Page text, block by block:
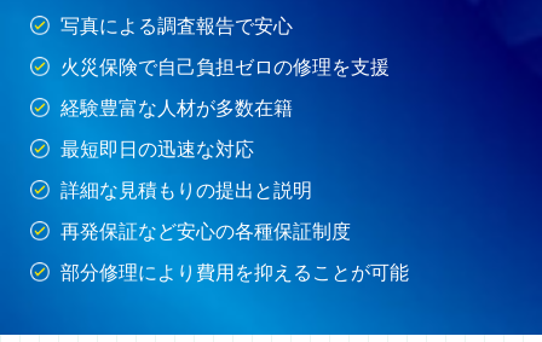
写真による調査報告で安心
火災保険で自己負担ゼロの修理を支援
経験豊富な人材が多数在籍
最短即日の迅速な対応
詳細な見積もりの提出と説明
再発保証など安心の各種保証制度
部分修理により費用を抑えることが可能